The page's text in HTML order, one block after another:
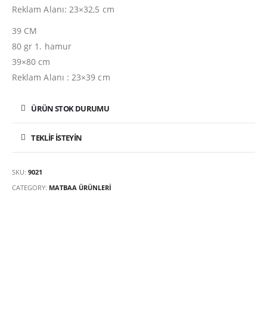
Reklam Alanı: 23×32,5 cm
39 CM
80 gr 1. hamur
39×80 cm
Reklam Alanı : 23×39 cm
ÜRÜN STOK DURUMU
TEKLIF İSTEYIN
SKU: 9021
CATEGORY: MATBAA ÜRÜNLERI